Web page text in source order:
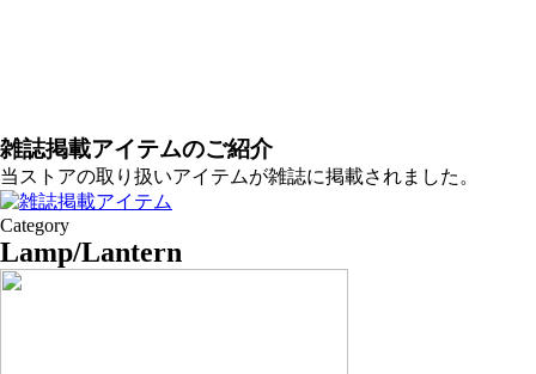
雑誌掲載アイテムのご紹介
当ストアの取り扱いアイテムが雑誌に掲載されました。
Category
Lamp/Lantern